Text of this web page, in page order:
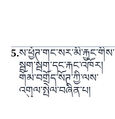
5.ས་ཕྱོཊ་གང་སར་མི་རྐྱང་གིས་
སྦག་སྦག་དང་རྐང་འཁོར།
གོམ་བགྲོད་སོཊ་ཀྱི་ལས་
འགུལ་སྤེལ་བཞིན་པ།